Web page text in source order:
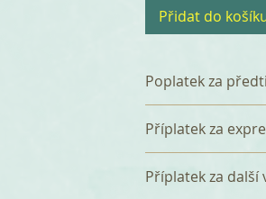
Přidat do
Poplatek za
poplatek 360 Kč
který zahrnuje
a tři korektury.
Příplatek za
dnů bez
Příplatek za další